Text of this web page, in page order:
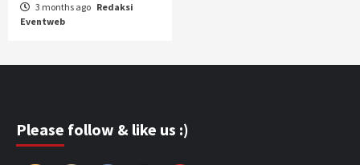
3 months ago Redaksi
Eventweb
Please follow & like us :)